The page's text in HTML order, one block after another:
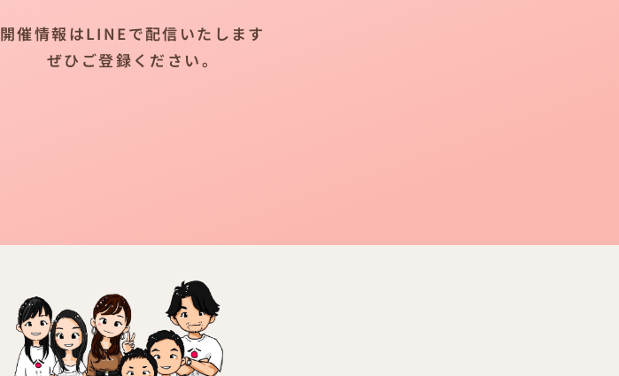
開催情報はLINEで配信いたします
ぜひご登録ください。